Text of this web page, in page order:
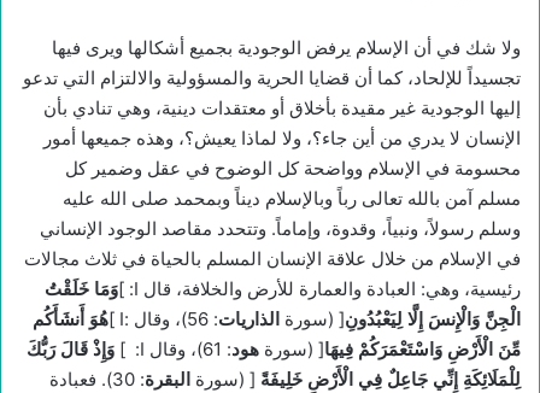
ولا شك في أن الإسلام يرفض الوجودية بجميع أشكالها ويرى فيها
تجسيداً للإلحاد، كما أن قضايا الحرية والمسؤولية والالتزام التي تدعو
إليها الوجودية غير مقيدة بأخلاق أو معتقدات دينية، وهي تنادي بأن
الإنسان لا يدري من أين جاء؟، ولا لماذا يعيش؟، وهذه جميعها أمور
محسومة في الإسلام وواضحة كل الوضوح في عقل وضمير كل
مسلم آمن بالله تعالى رباً وبالإسلام ديناً وبمحمد صلى الله عليه
وسلم رسولاً، ونبياً، وقدوة، وإماماً. وتتحدد مقاصد الوجود الإنساني
في الإسلام من خلال علاقة الإنسان المسلم بالحياة في ثلاث مجالات
رئيسية، وهي: العبادة والعمارة للأرض والخلافة، قال I: ]
وَمَا خَلَقْتُ
الْجِنَّ وَالْإِنسَ إِلَّا لِيَعْبُدُونِ[ (سورة الذاريات: 56)، وقال :I ]
هُوَ أَنشَأَكُم
مِّنَ الْأَرْضِ وَاسْتَعْمَرَكُمْ فِيهَا[ (سورة هود: 61)، وقال I: ]
وَإِذْ قَالَ رَبُّكَ
لِلْمَلَائِكَةِ إِنِّي جَاعِلٌ فِي الْأَرْضِ خَلِيفَةً [ (سورة البقرة
: 30). فعبادة